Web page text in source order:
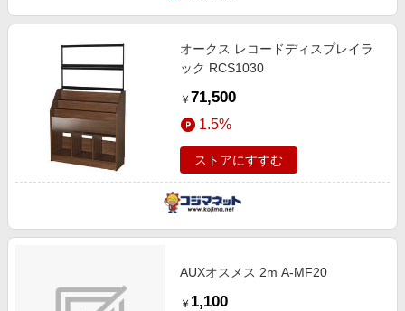
オークス レコードディスプレイラ
ック RCS1030
￥ 71,500
1.5%
ストアにすすむ
AUXオスメス 2m A-MF20
￥ 1,100